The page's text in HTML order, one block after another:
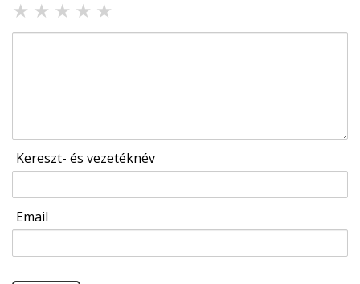
★ ★ ★ ★ ★
Kereszt- és vezetéknév
Email